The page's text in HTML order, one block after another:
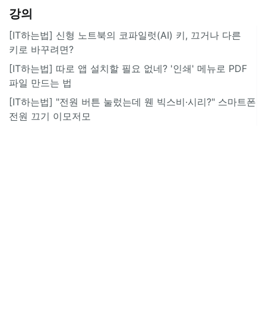
강의
[IT하는법] 신형 노트북의 코파일럿(AI) 키, 끄거나 다른
키로 바꾸려면?
[IT하는법] 따로 앱 설치할 필요 없네? '인쇄' 메뉴로 PDF
파일 만드는 법
[IT하는법] "전원 버튼 눌렀는데 웬 빅스비·시리?" 스마트폰
전원 끄기 이모저모